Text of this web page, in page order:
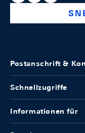
Postanschrift &
Schnellzugriffe
Informationen für